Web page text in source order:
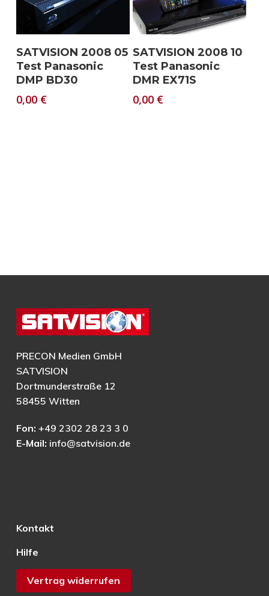
Download
SATVISION 2008 05
Test Panasonic
DMP BD30
0,00 €
Download
SATVISION 2008 10
Test Panasonic
DMR EX71S
0,00 €
PRECON Medien GmbH
SATVISION
Dortmunderstraße 12
58455 Witten
Fon: +49 2302 28 23 3 0
E-Mail: info@satvision.de
Kontakt
Hilfe
Vertrag widerrufen